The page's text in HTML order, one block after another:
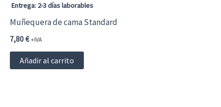
Entrega: 2-3 días laborables
Muñequera de cama Standard
7,80€ +IVA
Añadir al carrito